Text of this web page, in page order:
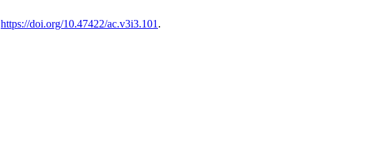
https://doi.org/10.47422/ac.v3i3.101 .